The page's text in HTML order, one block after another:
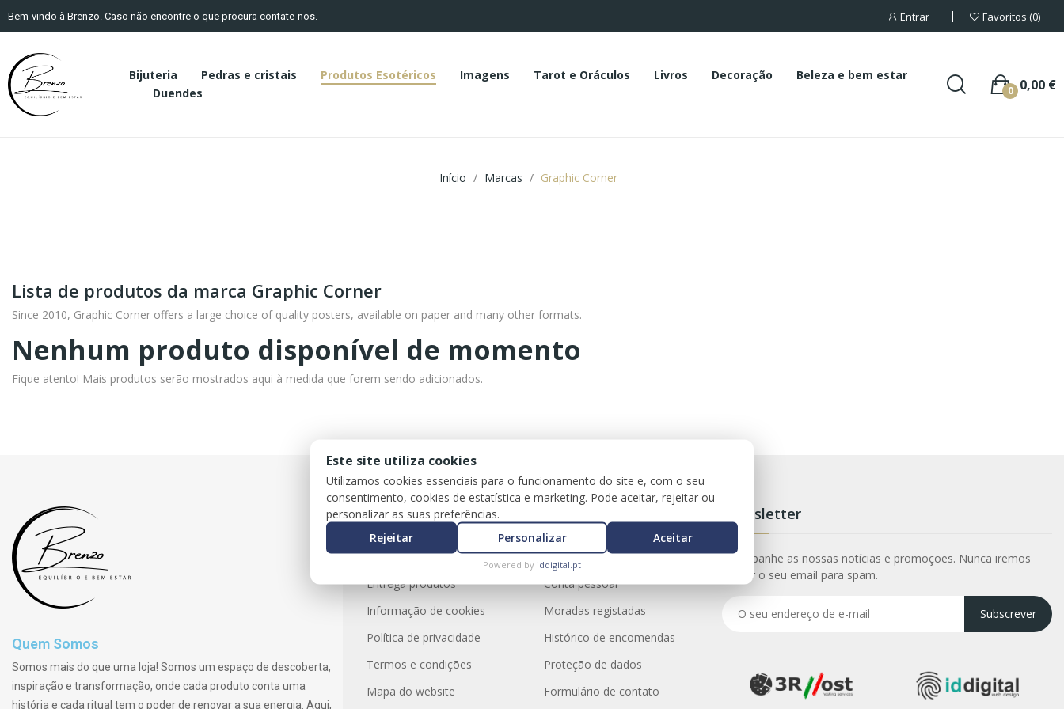
Bem-vindo à Brenzo. Caso não encontre o que procura contate-nos. Entrar Favoritos 0
Bijuteria Pedras e cristais Produtos Esotéricos Imagens Tarot e Oráculos Livros Decoração
Beleza e bem estar
Duendes
0,00 €
0
Início Marcas Graphic Corner
Lista de produtos da marca Graphic Corner
Since 2010, Graphic Corner offers a large choice of quality posters, available on paper and many other formats.
Nenhum produto disponível de momento
Fique atento! Mais produtos serão mostrados aqui à medida que forem sendo adicionados.
Quem Somos
Somos mais do que uma loja! Somos um espaço de descoberta,
inspiração e transformação, onde cada produto conta uma
história e cada ritual tem o poder de renovar a sua energia. Aqui,
Informações
Métodos pagamento
Entrega produtos
Informação de cookies
Política de privacidade
Termos e condições
Mapa do website
Quem somos
Conta pessoal
Moradas registadas
Histórico de encomendas
Proteção de dados
Formulário de contato
Newsletter
Acompanhe as nossas notícias e promoções. Nunca iremos
utilizar o seu email para spam.
Subscrever
Este site utiliza cookies
Utilizamos cookies essenciais para o funcionamento do site e, com o seu
consentimento, cookies de estatística e marketing. Pode aceitar, rejeitar ou
personalizar as suas preferências.
Rejeitar
Personalizar Aceitar
Powered by iddigital.pt